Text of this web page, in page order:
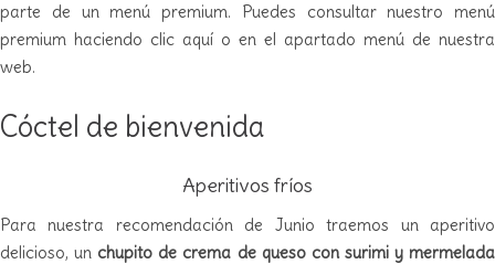
parte de un menú premium. Puedes consultar nuestro menú
premium haciendo clic aquí o en el apartado menú de nuestra
web.
Cóctel de bienvenida
Aperitivos fríos
Para nuestra recomendación de Junio traemos un aperitivo
delicioso, un chupito de crema de queso con surimi y mermelada